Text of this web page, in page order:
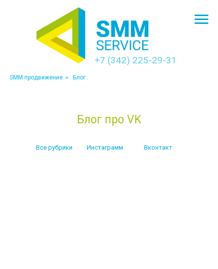
+7 (342) 225-29-31
SMM продвижение » Блог
Блог про VK
Все рубрики Инстаграмм Вконтакт